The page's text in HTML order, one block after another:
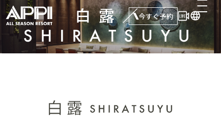
今すぐ予約
白露／
SHIRATSUYU